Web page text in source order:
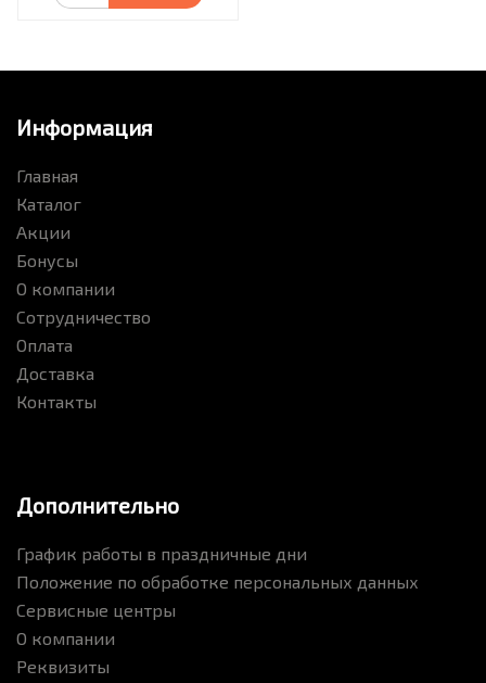
Информация
Главная
Каталог
Акции
Бонусы
О компании
Сотрудничество
Оплата
Доставка
Контакты
Дополнительно
График работы в праздничные дни
Положение по обработке персональных данных
Сервисные центры
О компании
Реквизиты